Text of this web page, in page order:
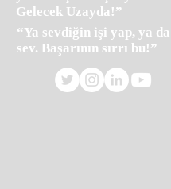
Gelecek Uzayda!”
“Ya sevdiğin işi yap, ya da
sev. Başarının sırrı bu!”